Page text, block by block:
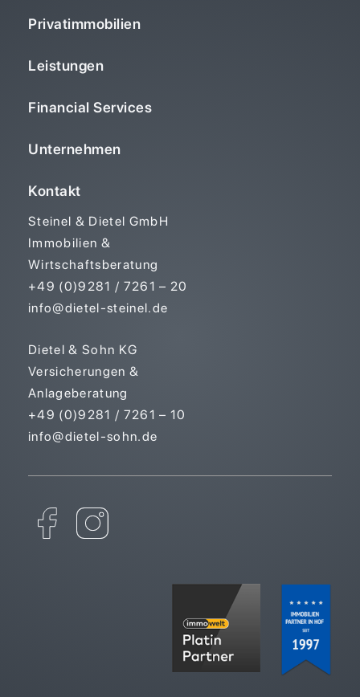
Privatimmobilien
Leistungen
Financial Services
Unternehmen
Kontakt
Steinel & Dietel GmbH
Immobilien &
Wirtschaftsberatung
+49 (0)9281 / 7261 – 20
info@dietel-steinel.de
Dietel & Sohn KG
Versicherungen &
Anlageberatung
+49 (0)9281 / 7261 – 10
info@dietel-sohn.de